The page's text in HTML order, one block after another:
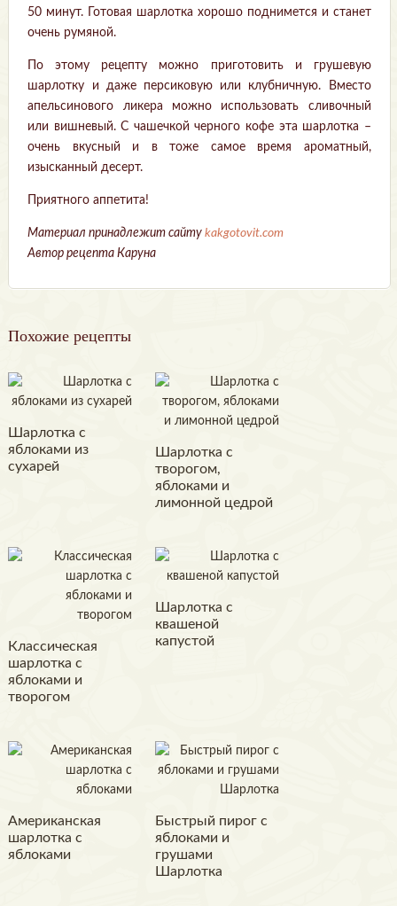
50 минут. Готовая шарлотка хорошо поднимется и станет
очень румяной.
По этому рецепту можно приготовить и грушевую
шарлотку и даже персиковую или клубничную. Вместо
апельсинового ликера можно использовать сливочный
или вишневый. С чашечкой черного кофе эта шарлотка –
очень вкусный и в тоже самое время ароматный,
изысканный десерт.
Приятного аппетита!
Материал принадлежит сайтуkakgotovit.com
Автор рецепта Каруна
Похожие рецепты
Шарлотка с
яблоками из
сухарей
Шарлотка с
творогом,
яблоками и
лимонной цедрой
Классическая
шарлотка с
яблоками и
творогом
Шарлотка с
квашеной
капустой
Американская
шарлотка с
яблоками
Быстрый пирог с
яблоками и
грушами
Шарлотка